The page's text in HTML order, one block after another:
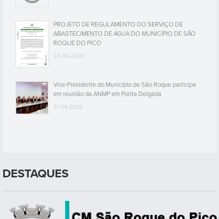
PROJETO DE REGULAMENTO DO SERVIÇO DE
ABASTECIMENTO DE ÁGUA DO MUNICÍPIO DE SÃO
ROQUE DO PICO
28-04-2026
Vice-Presidente do Município de São Roque participa
em reunião da ANMP em Ponta Delgada
21-04-2026
DESTAQUES